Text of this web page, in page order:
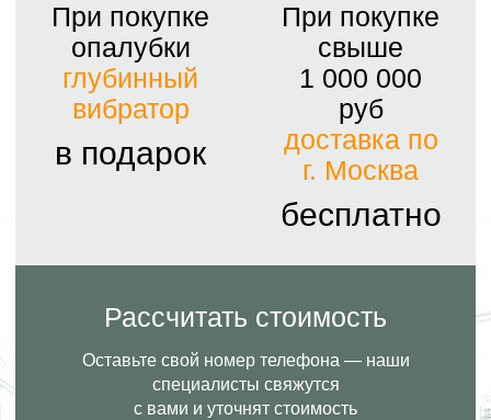
При покупке
опалубки
глубинный
вибратор
в подарок
При покупке
свыше
1 000 000
руб
доставка по
г. Москва
бесплатно
Рассчитать стоимость
Оставьте свой номер телефона — наши
специалисты свяжутся
с вами и уточнят стоимость